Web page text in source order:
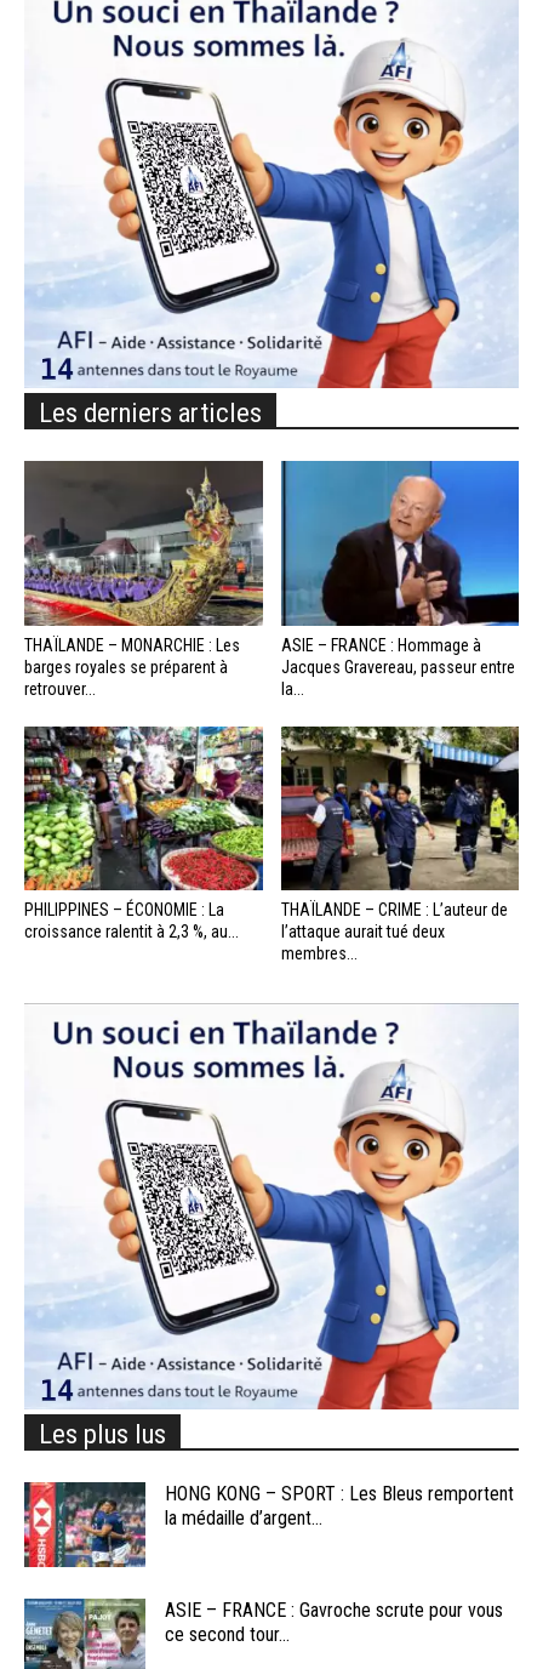
Les derniers articles
THAÏLANDE – MONARCHIE : Les
barges royales se préparent à
retrouver...
ASIE – FRANCE : Hommage à
Jacques Gravereau, passeur entre
la...
PHILIPPINES – ÉCONOMIE : La
croissance ralentit à 2,3 %, au...
THAÏLANDE – CRIME : L’auteur de
l’attaque aurait tué deux
membres...
Les plus lus
HONG KONG – SPORT : Les Bleus remportent
la médaille d’argent...
ASIE – FRANCE : Gavroche scrute pour vous
ce second tour...